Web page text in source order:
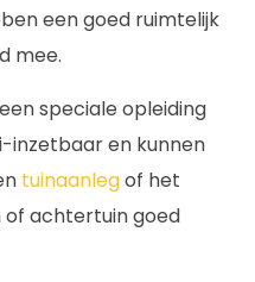
een goed ruimtelijk
mee.
speciale opleiding
inzetbaar en kunnen
tuinaanlegof het
achtertuin goed